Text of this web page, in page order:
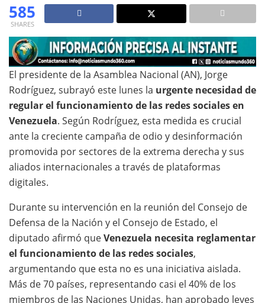
585
SHARES
El presidente de la Asamblea Nacional (AN), Jorge
Rodríguez, subrayó este lunes la urgente necesidad de
regular el funcionamiento de las redes sociales en
Venezuela. Según Rodríguez, esta medida es crucial
ante la creciente campaña de odio y desinformación
promovida por sectores de la extrema derecha y sus
aliados internacionales a través de plataformas
digitales.
Durante su intervención en la reunión del Consejo de
Defensa de la Nación y el Consejo de Estado, el
diputado afirmó queVenezuela necesita reglamentar
el funcionamiento de las redes sociales,
argumentando que esta no es una iniciativa aislada.
Más de 70 países, representando casi el 40% de los
miembros de las Naciones Unidas, han aprobado leyes